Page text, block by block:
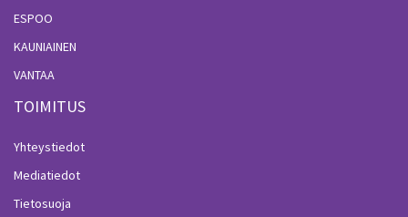
ESPOO
KAUNIAINEN
VANTAA
TOIMITUS
Yhteystiedot
Mediatiedot
Tietosuoja